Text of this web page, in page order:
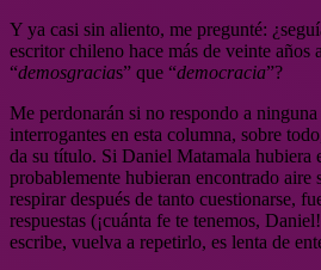
Y ya casi sin aliento, me pregunté:
escritor chileno hace más de veinte años
“demosgracias” que “democracia”?
Me perdonarán si no respondo a ninguna
interrogantes en esta columna, sobre
da su título. Si Daniel Matamala hubiera
probablemente hubieran encontrado aire
respirar después de tanto cuestionarse,
respuestas (¡cuánta fe te tenemos,
escribe, vuelva a repetirlo, es lenta de